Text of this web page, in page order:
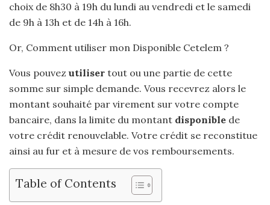
choix de 8h30 à 19h du lundi au vendredi et le samedi
de 9h à 13h et de 14h à 16h.
Or, Comment utiliser mon Disponible Cetelem ?
Vous pouvez utiliser tout ou une partie de cette
somme sur simple demande. Vous recevrez alors le
montant souhaité par virement sur votre compte
bancaire, dans la limite du montant disponible de
votre crédit renouvelable. Votre crédit se reconstitue
ainsi au fur et à mesure de vos remboursements.
Table of Contents